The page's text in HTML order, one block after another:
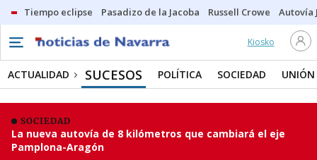
Tiempo eclipse Pasadizo de la Jacoba Russell Crowe Autovía
Kiosko
ACTUALIDAD SUCESOS POLÍTICA SOCIEDAD UNIÓN
SOCIEDAD
La nueva autovía de 8 kilómetros que cambiará el eje
Pamplona-Aragón